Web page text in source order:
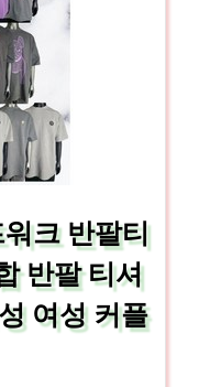
크 반팔티
반팔 티셔
여성 커플